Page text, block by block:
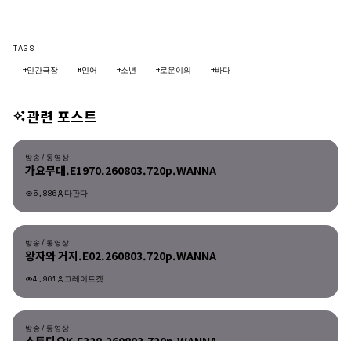
TAGS
#인간극장
#인어 #소년 #로운이의 #바다
관련 포스트
방송/동영상
방송/동영상
가요무대.E1970.260803.720p.WANNA
5,886 다판다
방송/동영상
방송/동영상
왕자와 거지.E02.260803.720p.WANNA
4,961 그레이트캣
방송/동영상
방송/동영상